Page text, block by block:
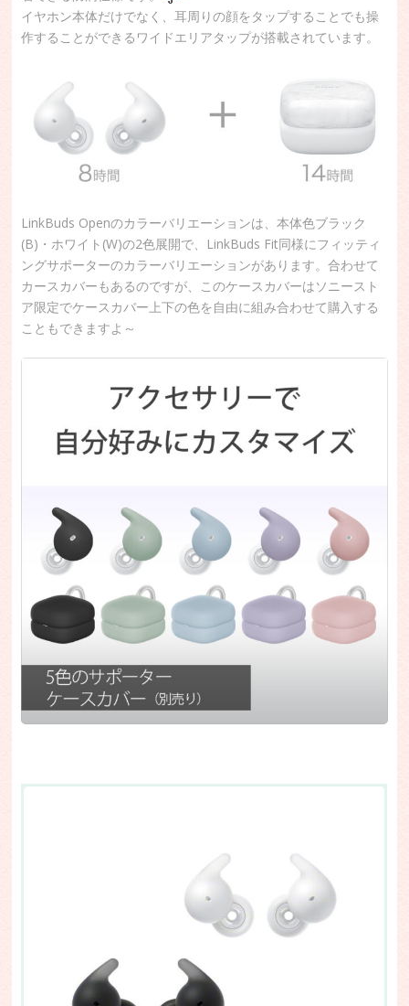
イヤホン本体だけでなく、耳周りの顔をタップすることでも操
作することができるワイドエリアタップが搭載されています。
LinkBuds Openのカラーバリエーションは、本体色ブラック
(B)・ホワイト(W)の2色展開で、LinkBuds Fit同様にフィッティ
ングサポーターのカラーバリエーションがあります。合わせて
カースカバーもあるのですが、このケースカバーはソニースト
ア限定でケースカバー上下の色を自由に組み合わせて購入する
こともできますよ～